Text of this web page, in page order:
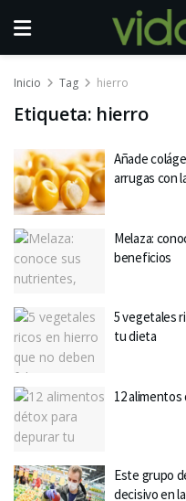
Inicio Tag hierro
Etiqueta: hierro
Añade
arrugas con
Melaza:
beneficios
5 vegetales
tu dieta
12
Este grupo
decisivo en